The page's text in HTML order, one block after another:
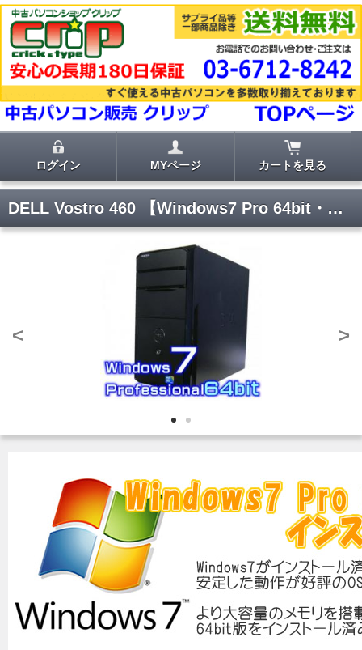
ログイン MYページ カートを見る
DELL Vostro 460 【Windows7 Pro 64bit・Core i7・メモリ16GB・1TB】
< >